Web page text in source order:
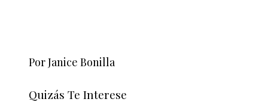
Por Janice Bonilla
Quizás Te Interese